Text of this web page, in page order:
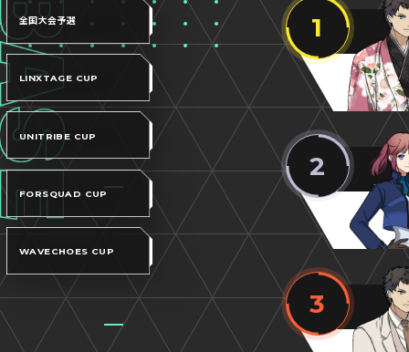
1
2
3
全国大会予選
LINXTAGE CUP
UNITRIBE CUP
FORSQUAD CUP
WAVECHOES CUP